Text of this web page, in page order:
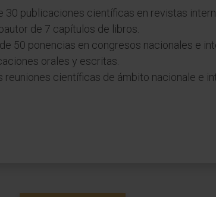
30 publicaciones científicas en revistas
de 7 capítulos de libros.
50 ponencias en congresos nacionales e
orales y escritas.
reuniones científicas de ámbito nacionale e